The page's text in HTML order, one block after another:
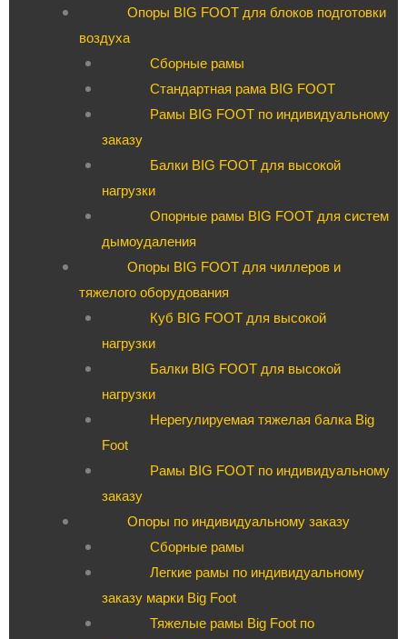
Опоры BIG FOOT для блоков подготовки
воздуха
Сборные рамы
Стандартная рама BIG FOOT
Рамы BIG FOOT по индивидуальному
заказу
Балки BIG FOOT для высокой
нагрузки
Опорные рамы BIG FOOT для систем
дымоудаления
Опоры BIG FOOT для чиллеров и
тяжелого оборудования
Куб BIG FOOT для высокой
нагрузки
Балки BIG FOOT для высокой
нагрузки
Нерегулируемая тяжелая балка Big
Foot
Рамы BIG FOOT по индивидуальному
заказу
Опоры по индивидуальному заказу
Сборные рамы
Легкие рамы по индивидуальному
заказу марки Big Foot
Тяжелые рамы Big Foot по